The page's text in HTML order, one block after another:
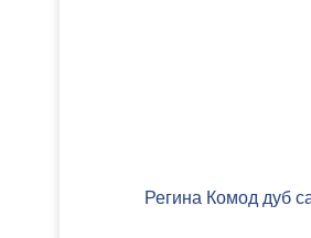
Регина Комод дуб